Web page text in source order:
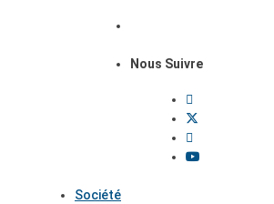
Nous Suivre
Société